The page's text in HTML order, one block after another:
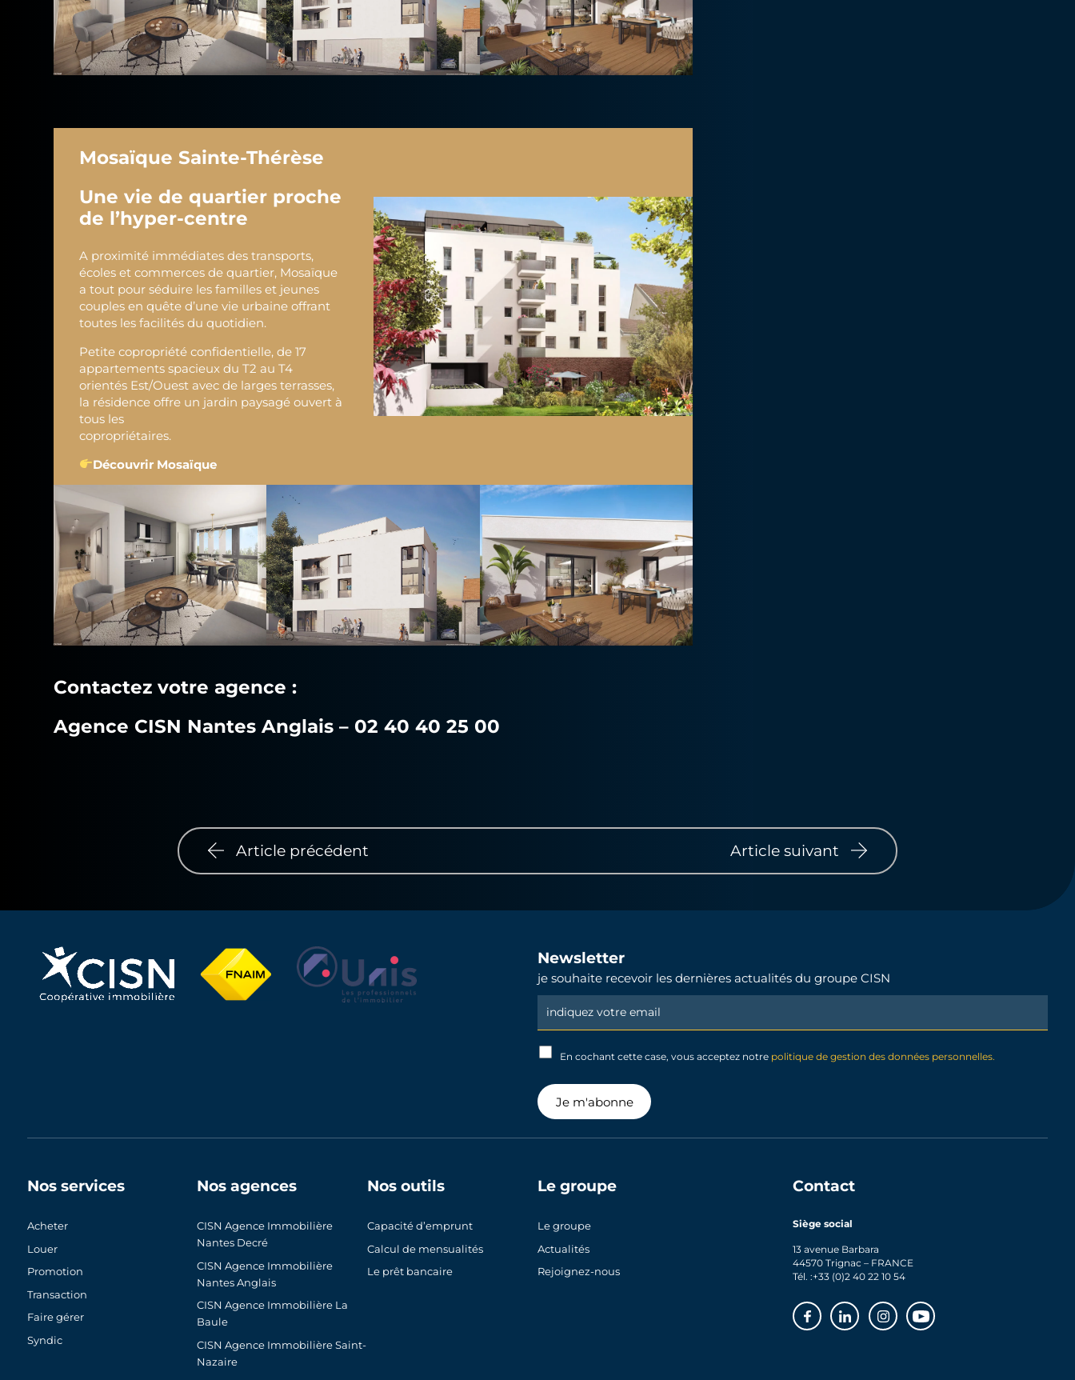
Mosaïque Sainte-Thérèse
Une vie de quartier proche
de l’hyper-centre
A proximité immédiates des transports,
écoles et commerces de quartier, Mosaïque
a tout pour séduire les familles et jeunes
couples en quête d’une vie urbaine offrant
toutes les facilités du quotidien.
Petite copropriété confidentielle, de 17
appartements spacieux du T2 au T4
orientés Est/Ouest avec de larges terrasses,
la résidence offre un jardin paysagé ouvert à
tous les
copropriétaires.
Découvrir Mosaïque
Contactez votre agence :
Agence CISN Nantes Anglais – 02 40 40 25 00
Article précédent Article suivant
Newsletter
je souhaite recevoir les dernières actualités du groupe CISN
Newsletter
Signup
En cochant cette case, vous acceptez notre politique de gestion des données personnelles.
Je m'abonne
Nos services
Acheter
Louer
Promotion
Transaction
Faire gérer
Syndic
Nos agences
CISN Agence Immobilière
Nantes Decré
CISN Agence Immobilière
Nantes Anglais
CISN Agence Immobilière La
Baule
CISN Agence Immobilière Saint-
Nazaire
Nos outils
Capacité d’emprunt
Calcul de mensualités
Le prêt bancaire
Le groupe
Le groupe
Actualités
Rejoignez-nous
Contact
Siège social
13 avenue Barbara
44570 Trignac – FRANCE
Tél. :+33 (0)2 40 22 10 54
FacebookLinkedinInstagramYoutube